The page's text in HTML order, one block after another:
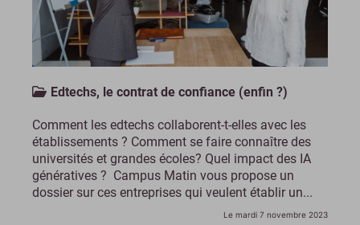
Edtechs, le contrat de confiance (enfin ?)
Comment les edtechs collaborent-t-elles avec les
établissements ? Comment se faire connaître des
universités et grandes écoles? Quel impact des IA
génératives ? Campus Matin vous propose un
dossier sur ces entreprises qui veulent établir un...
Le mardi 7 novembre 2023